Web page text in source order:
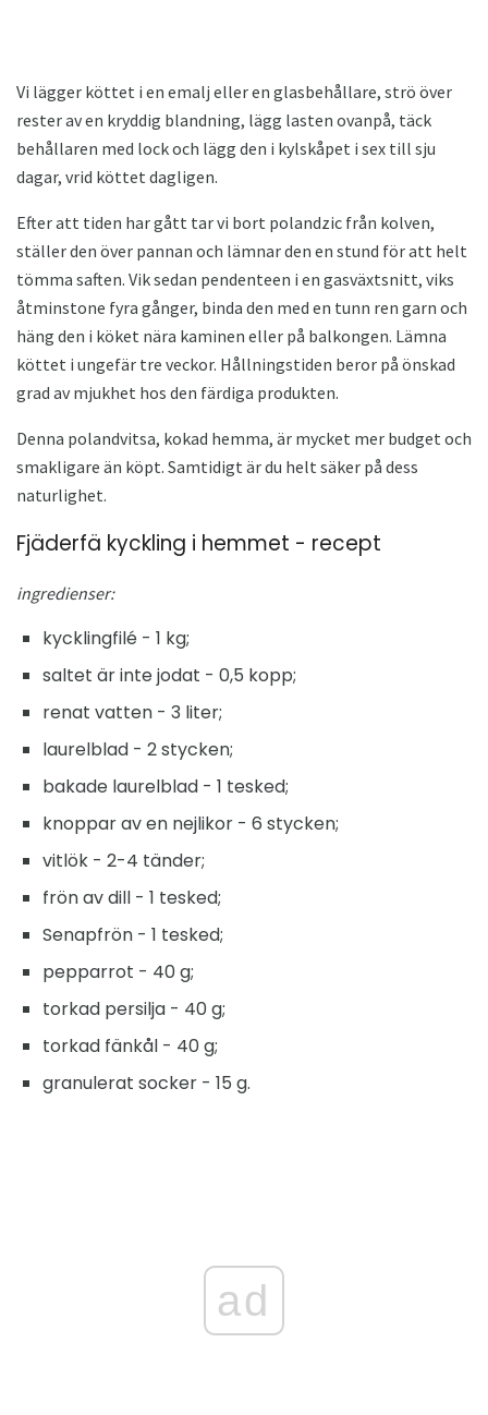
Vi lägger köttet i en emalj eller en glasbehållare, strö över
rester av en kryddig blandning, lägg lasten ovanpå, täck
behållaren med lock och lägg den i kylskåpet i sex till sju
dagar, vrid köttet dagligen.
Efter att tiden har gått tar vi bort polandzic från kolven,
ställer den över pannan och lämnar den en stund för att helt
tömma saften. Vik sedan pendenteen i en gasväxtsnitt, viks
åtminstone fyra gånger, binda den med en tunn ren garn och
häng den i köket nära kaminen eller på balkongen. Lämna
köttet i ungefär tre veckor. Hållningstiden beror på önskad
grad av mjukhet hos den färdiga produkten.
Denna polandvitsa, kokad hemma, är mycket mer budget och
smakligare än köpt. Samtidigt är du helt säker på dess
naturlighet.
Fjäderfä kyckling i hemmet - recept
ingredienser:
kycklingfilé - 1 kg;
saltet är inte jodat - 0,5 kopp;
renat vatten - 3 liter;
laurelblad - 2 stycken;
bakade laurelblad - 1 tesked;
knoppar av en nejlikor - 6 stycken;
vitlök - 2-4 tänder;
frön av dill - 1 tesked;
Senapfrön - 1 tesked;
pepparrot - 40 g;
torkad persilja - 40 g;
torkad fänkål - 40 g;
granulerat socker - 15 g.
ad